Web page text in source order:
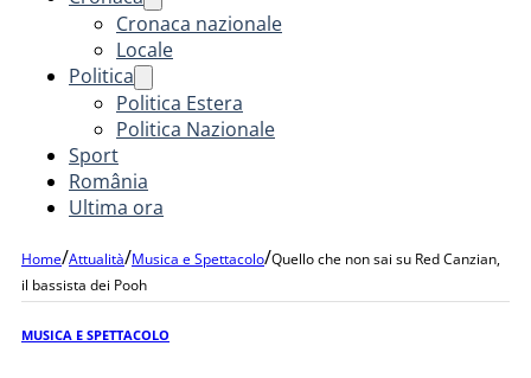
Cronaca nazionale
Locale
Politica
Politica Estera
Politica Nazionale
Sport
România
Ultima ora
Home/Attualità/Musica e Spettacolo/Quello che non sai su Red Canzian,
il bassista dei Pooh
MUSICA E SPETTACOLO